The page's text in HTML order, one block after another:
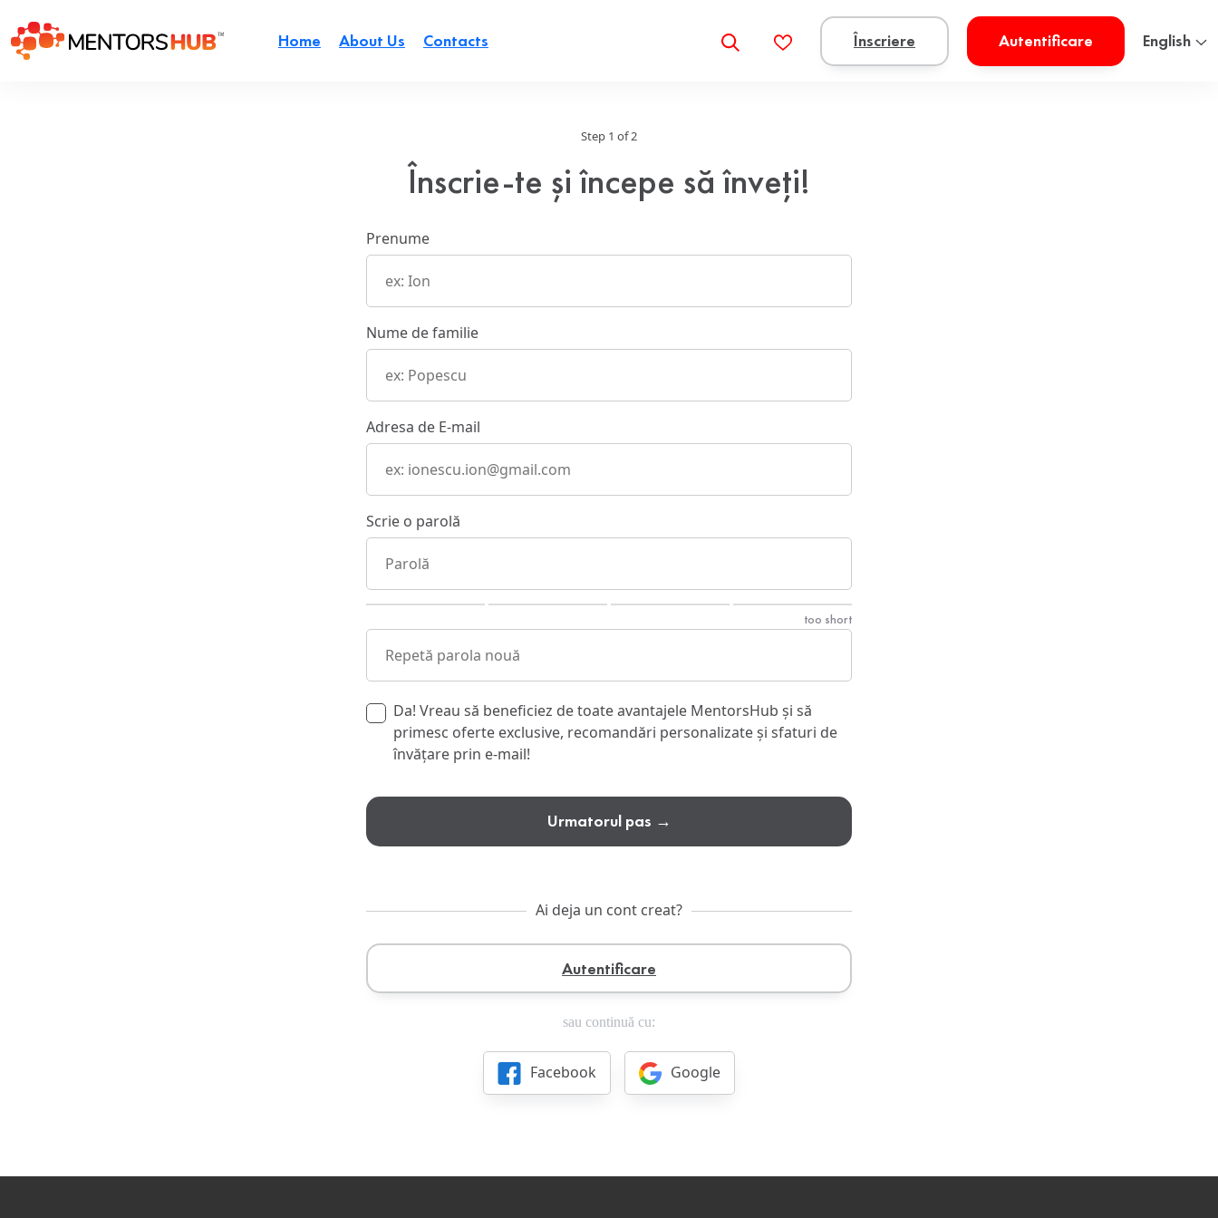
Home About Us Contacts Înscriere Autentificare English
Step 1 of 2
Înscrie-te și începe să înveți!
Prenume
Nume de familie
Adresa de E-mail
Scrie o parolă
too short
Da! Vreau să beneficiez de toate avantajele MentorsHub și să
primesc oferte exclusive, recomandări personalizate și sfaturi de
învățare prin e-mail!
Urmatorul pas →
Ai deja un cont creat?
Autentificare
sau continuă cu:
Facebook Google